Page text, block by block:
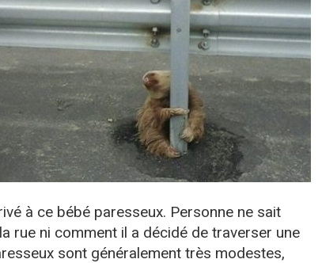
à ce bébé paresseux. Personne ne sait
rue ni comment il a décidé de traverser une
sont généralement très modestes,